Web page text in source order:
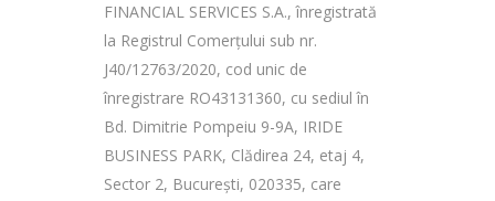
FINANCIAL SERVICES S.A., înregistrată
la Registrul Comerțului sub nr.
J40/12763/2020, cod unic de
înregistrare RO43131360, cu sediul în
Bd. Dimitrie Pompeiu 9-9A, IRIDE
BUSINESS PARK, Clădirea 24, etaj 4,
Sector 2, București, 020335, care